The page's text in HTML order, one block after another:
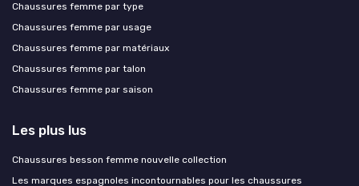
Chaussures femme par type
Chaussures femme par usage
Chaussures femme par matériaux
Chaussures femme par talon
Chaussures femme par saison
Les plus lus
Chaussures besson femme nouvelle collection
Les marques espagnoles incontournables pour les chaussures